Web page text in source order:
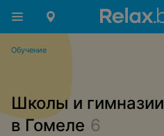
Обучение
Школы и гимназии
в Гомеле 6